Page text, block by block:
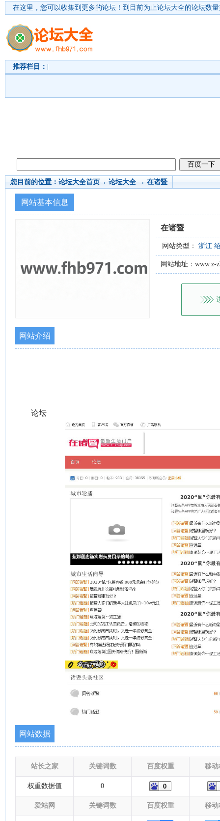
在这里，您可以收集到更多的论坛！ 到目前为止论坛大全的论坛数
推荐栏目：
您目前的位置： 论坛大全首页→ 论坛大全 → 在诸暨
网站基本信息
在诸暨
网站类型： 浙江
网站地址：www.z-
网站介绍
论坛
网站数据
站长之家 关键词数 百度权重 移动
权重数据值 0
爱站网 关键词数 百度权重 移动